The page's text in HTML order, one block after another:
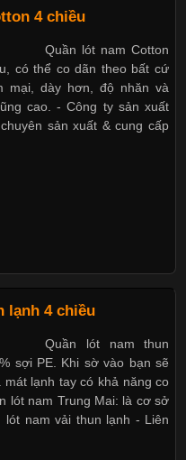
Công Ty Được Ưa
Nay
14:23:34
Ngành Thời Trang?
17:03:46
Được Ưa Chuộng Trong
hiện đại, các loại vải có
thun lạnh
thun lạnh giá rẻ
4 chiều
Quần lót nam Cotton
có thể co dãn theo bất cứ
mại, dày hơn, độ nhăn và
cao. - Công ty sản xuất
sản xuất & cung cấp
lạnh 4 chiều
Quần lót nam thun
sợi PE. Khi sờ vào bạn sẽ
lạnh tay có khả năng co
lót nam Trung Mai: là cơ sở
lót nam vải thun lạnh - Liên